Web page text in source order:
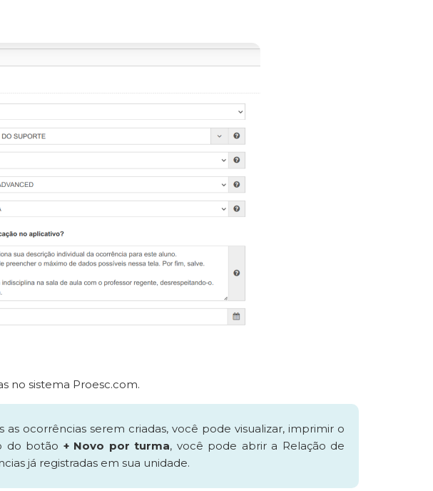
no sistema Proesc.com.
as ocorrências serem criadas, você pode visualizar, imprimir o
do botão + Novo por turma, você pode abrir a Relação de
já registradas em sua unidade.